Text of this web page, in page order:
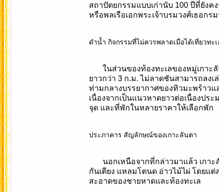
สถาปัตยกรรมแบบเก่านับ 100 ปีที่ยังคง
หรือพลเรือเอกพระเจ้าบรมวงศ์เธอก
ดำน้ำ กิจกรรมที่ไม่ควรพลาดเมื่อได้เที่ยวทะ
ในส่วนของท้องทะเลของหมู่เกาะ
ยาวกว่า 3 ก.ม. ไม่ลาดชันสามารถลง
ท่ามกลางบรรยากาศของทิวมะพร้าวแ
เนื่องจากเป็นแนวหาดยาวต่อเนื่องปร
จุด และที่พักในหลายราคาให้เลือกพัก
ประภาคาร สัญลักษณ์ของเกาะลันตา
นอกเหนือจากที่กล่าวมาแล้ว เกา
กันเตียง แหลมโตนด อ่าวไม้ไผ่ โดยแ
สะอาดของชายหาดและท้องทะเล